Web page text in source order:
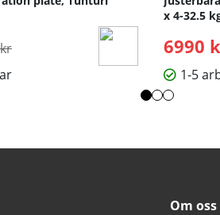
pris:
x 4-32.5
6990
1-5
Om oss